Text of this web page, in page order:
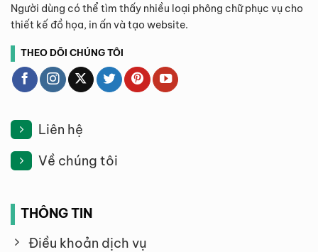
Người dùng có thể tìm thấy nhiều loại phông chữ phục vụ cho
thiết kế đồ họa, in ấn và tạo website.
THEO DÕI CHÚNG TÔI
Liên hệ
Về chúng tôi
THÔNG TIN
Điều khoản dịch vụ